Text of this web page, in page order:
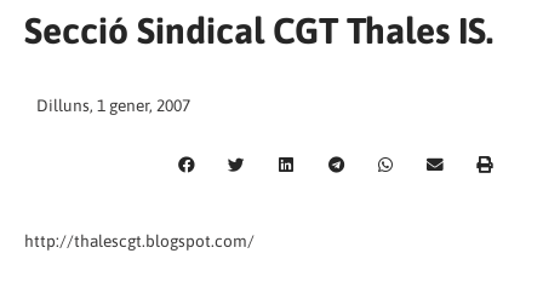
Secció Sindical CGT Thales IS.
Dilluns, 1 gener, 2007
http://thalescgt.blogspot.com/